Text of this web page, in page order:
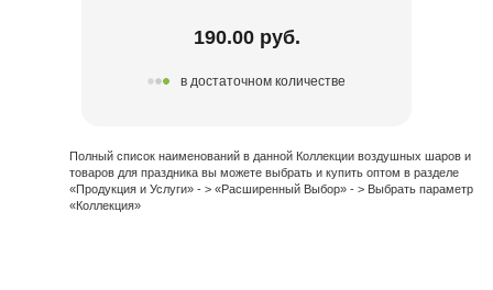
190.00 руб.
в достаточном количестве
Полный список наименований в данной Коллекции воздушных шаров и
товаров для праздника вы можете выбрать и купить оптом в разделе
«Продукция и Услуги» - > «Расширенный Выбор» - > Выбрать параметр
«Коллекция»